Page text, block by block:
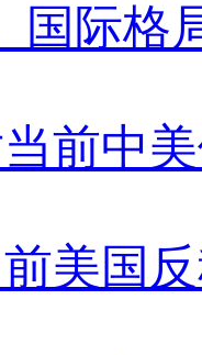
国际格
前中
美国